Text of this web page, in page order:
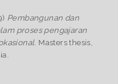
Pembangunan dan
proses pengajaran
Masters thesis,